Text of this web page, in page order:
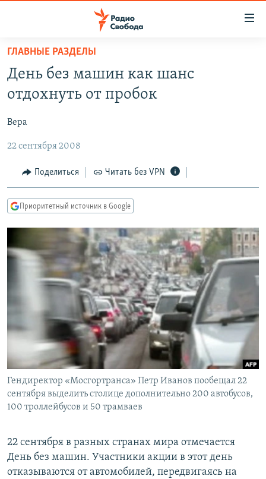
упрощенного
доступа
основному
Вернутся
главной
навигации
Вернутся
ПРОГРАММЫ
ПОДКАСТЫ
АВТОРСКИЕ ПРОЕКТЫ
ЦИТАТЫ СВОБОДЫ
МНЕНИЯ
КУЛЬТУРА
IDEL.РЕАЛИИ
КАВКАЗ.РЕАЛИИ
СЕВЕР.РЕАЛИИ
СИБИРЬ.РЕАЛИИ
РАСПИСАНИЕ ВЕЩАНИЯ
ПОДПИШИТЕСЬ НА РАССЫЛКУ
СОЦИАЛЬНЫЕ СЕТИ
Все сайты РСЕ/РС
ГЛАВНЫЕ РАЗДЕЛЫ
День без машин как шанс
отдохнуть от пробок
Вера
22 сентября 2008
Поделиться Читать без VPN
Приоритетный источник в Google
Гендиректор «Мосгортранса» Петр Иванов пообещал 22
сентября выделить столице дополнительно 200 автобусов,
100 троллейбусов и 50 трамваев
22 сентября в разных странах мира отмечается
День без машин. Участники акции в этот день
отказываются от автомобилей, передвигаясь на